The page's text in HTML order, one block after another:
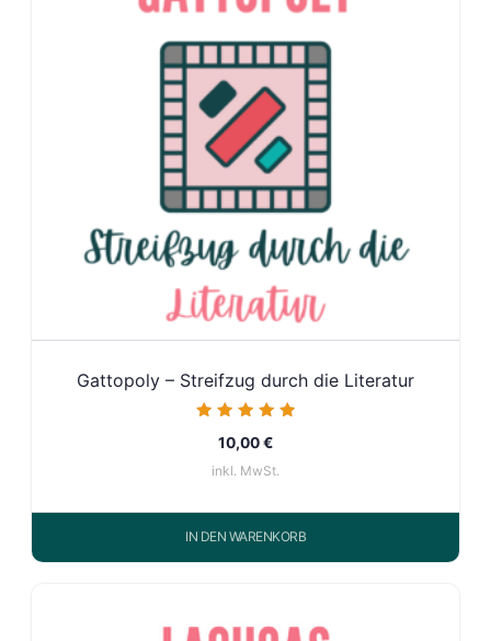
Gattopoly – Streifzug durch die Literatur
5.0010,00€
inkl. MwSt.
IN DEN WARENKORB